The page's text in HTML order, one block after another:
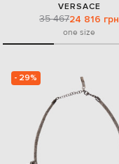
VERSACE
35 46724 816 грн
one size
- 29%